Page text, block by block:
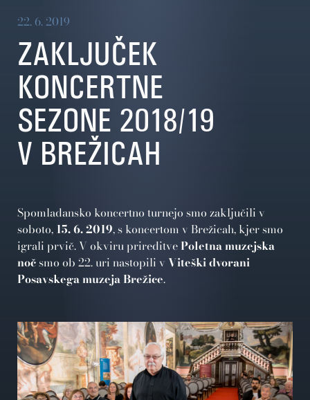
22. 6. 2019
ZAKLJUČEK
KONCERTNE
SEZONE 2018/19
V BREŽICAH
Spomladansko koncertno turnejo smo zaključili v
soboto, 15. 6. 2019, s koncertom v Brežicah, kjer smo
igrali prvič. V okviru prireditvePoletna muzejska
nočsmo ob 22. uri nastopili v Viteški dvorani
Posavskega muzeja Brežice.